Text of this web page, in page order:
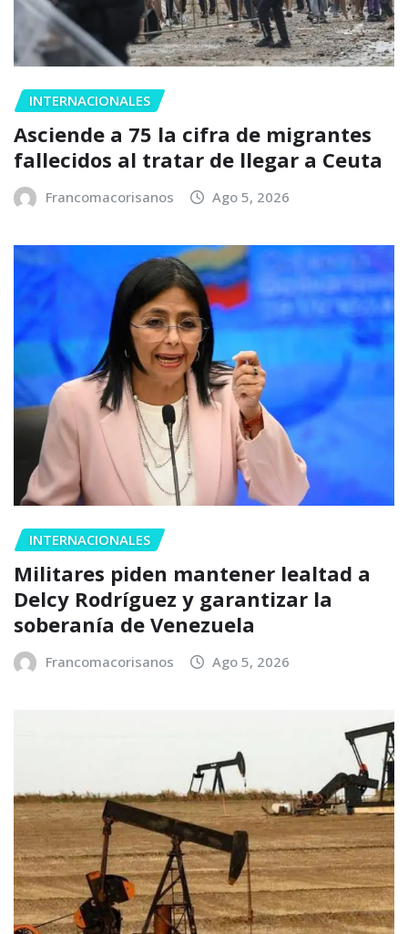
INTERNACIONALES
Asciende a 75 la cifra de migrantes
fallecidos al tratar de llegar a Ceuta
Francomacorisanos Ago 5, 2026
INTERNACIONALES
Militares piden mantener lealtad a
Delcy Rodríguez y garantizar la
soberanía de Venezuela
Francomacorisanos Ago 5, 2026